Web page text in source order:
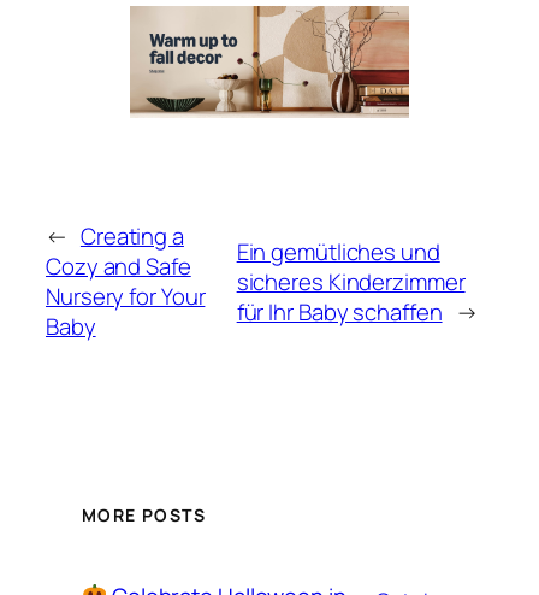
← Creating a
Cozy and Safe
Nursery for Your
Baby
Ein gemütliches und
sicheres Kinderzimmer
für Ihr Baby schaffen →
MORE POSTS